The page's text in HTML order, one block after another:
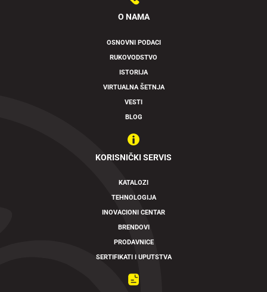
Swipe to spin
O NAMA
OSNOVNI PODACI
RUKOVODSTVO
ISTORIJA
VIRTUALNA ŠETNJA
VESTI
BLOG
KORISNIČKI SERVIS
KATALOZI
TEHNOLOGIJA
INOVACIONI CENTAR
BRENDOVI
PRODAVNICE
SERTIFIKATI I UPUTSTVA